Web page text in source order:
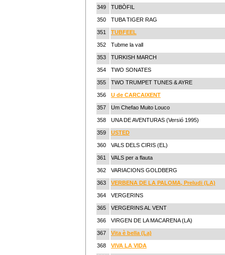
349 TUBÒFIL
350 TUBA TIGER RAG
351 TUBFEEL
352 Tubme la vall
353 TURKISH MARCH
354 TWO SONATES
355 TWO TRUMPET TUNES & AYRE
356 U de CARCAIXENT
357 Um Chefao Muito Louco
358 UNA DE AVENTURAS (Versió 1995)
359 USTED
360 VALS DELS CIRIS (EL)
361 VALS per a flauta
362 VARIACIONS GOLDBERG
363 VERBENA DE LA PALOMA, Preludi (LA)
364 VERGERINS
365 VERGERINS AL VENT
366 VIRGEN DE LA MACARENA (LA)
367 Vita è bella (La)
368 VIVA LA VIDA